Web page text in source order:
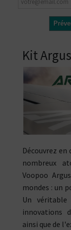
Kit
Découvrez en
nombreux
Voopoo
mondes : un
Un
innovations
ainsi que de